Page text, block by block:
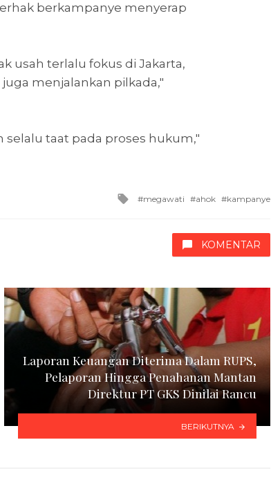
berkampanye menyerap
usah terlalu fokus di Jakarta,
menjalankan pilkada,"
taat pada proses hukum,"
Tagged
megawati ahok kampanye
KOMENTAR
Laporan Keuangan Diterima Dalam RUPS,
Pelaporan Hingga Penahanan Mantan
Direktur PT GKS Dinilai Rancu
BERIKUTNYA